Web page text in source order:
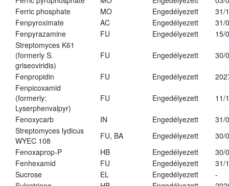
Ferric phosphate
MO Engedélyezett
31/
Fenpyroximate
AC Engedélyezett
31/
Fenpyrazamine
FU Engedélyezett
15/
Streptomyces K61
(formerly S.
griseoviridis)
FU Engedélyezett 30/
Fenpropidin FU Engedélyezett
Fenpicoxamid
(formerly:
Lyserphenvalpyr)
FU Engedélyezett 11/
Fenoxycarb IN Engedélyezett
31/
Streptomyces lydicus
WYEC 108
FU, BA Engedélyezett
30/
Fenoxaprop-P
HB Engedélyezett
30/
Fenhexamid
FU Engedélyezett
31/
Sucrose
EL Engedélyezett
-